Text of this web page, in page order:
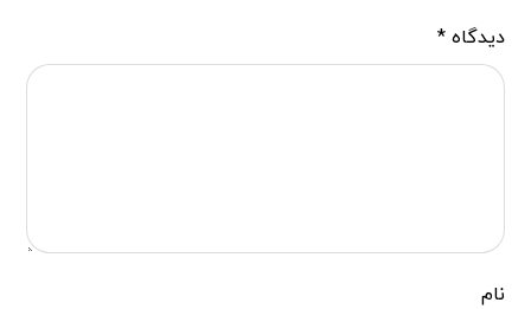
دیدگاه*
نام